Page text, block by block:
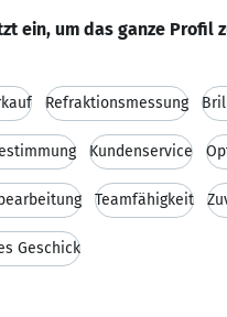
ein, um das ganze Profil
Refraktionsmessung
Kundenservice
Teamfähigkeit
Geschick